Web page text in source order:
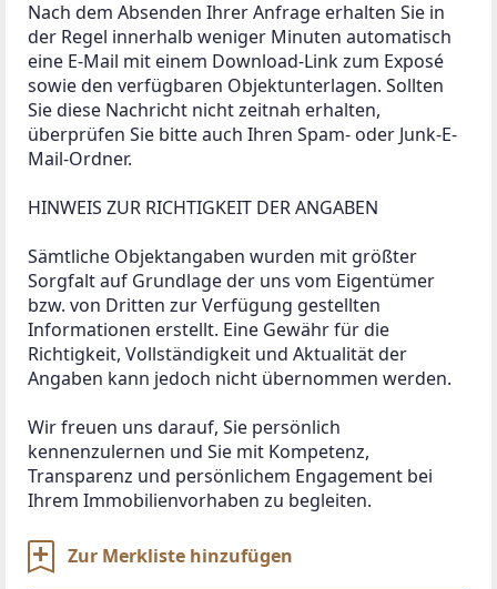
Nach dem Absenden Ihrer Anfrage erhalten Sie in
der Regel innerhalb weniger Minuten automatisch
eine E-Mail mit einem Download-Link zum Exposé
sowie den verfügbaren Objektunterlagen. Sollten
Sie diese Nachricht nicht zeitnah erhalten,
überprüfen Sie bitte auch Ihren Spam- oder Junk-E-
Mail-Ordner.
HINWEIS ZUR RICHTIGKEIT DER ANGABEN
Sämtliche Objektangaben wurden mit größter
Sorgfalt auf Grundlage der uns vom Eigentümer
bzw. von Dritten zur Verfügung gestellten
Informationen erstellt. Eine Gewähr für die
Richtigkeit, Vollständigkeit und Aktualität der
Angaben kann jedoch nicht übernommen werden.
Wir freuen uns darauf, Sie persönlich
kennenzulernen und Sie mit Kompetenz,
Transparenz und persönlichem Engagement bei
Zur Merkliste hinzufügen